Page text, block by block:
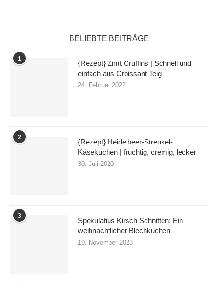
BELIEBTE BEITRÄGE
1
{Rezept} Zimt Cruffins | Schnell und
einfach aus Croissant Teig
24. Februar 2022
2
{Rezept} Heidelbeer-Streusel-
Käsekuchen | fruchtig, cremig, lecker
30. Juli 2020
3
Spekulatius Kirsch Schnitten: Ein
weihnachtlicher Blechkuchen
19. November 2023